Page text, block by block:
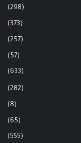
(298)
(373)
(257)
(57)
(633)
(282)
(8)
(65)
(555)